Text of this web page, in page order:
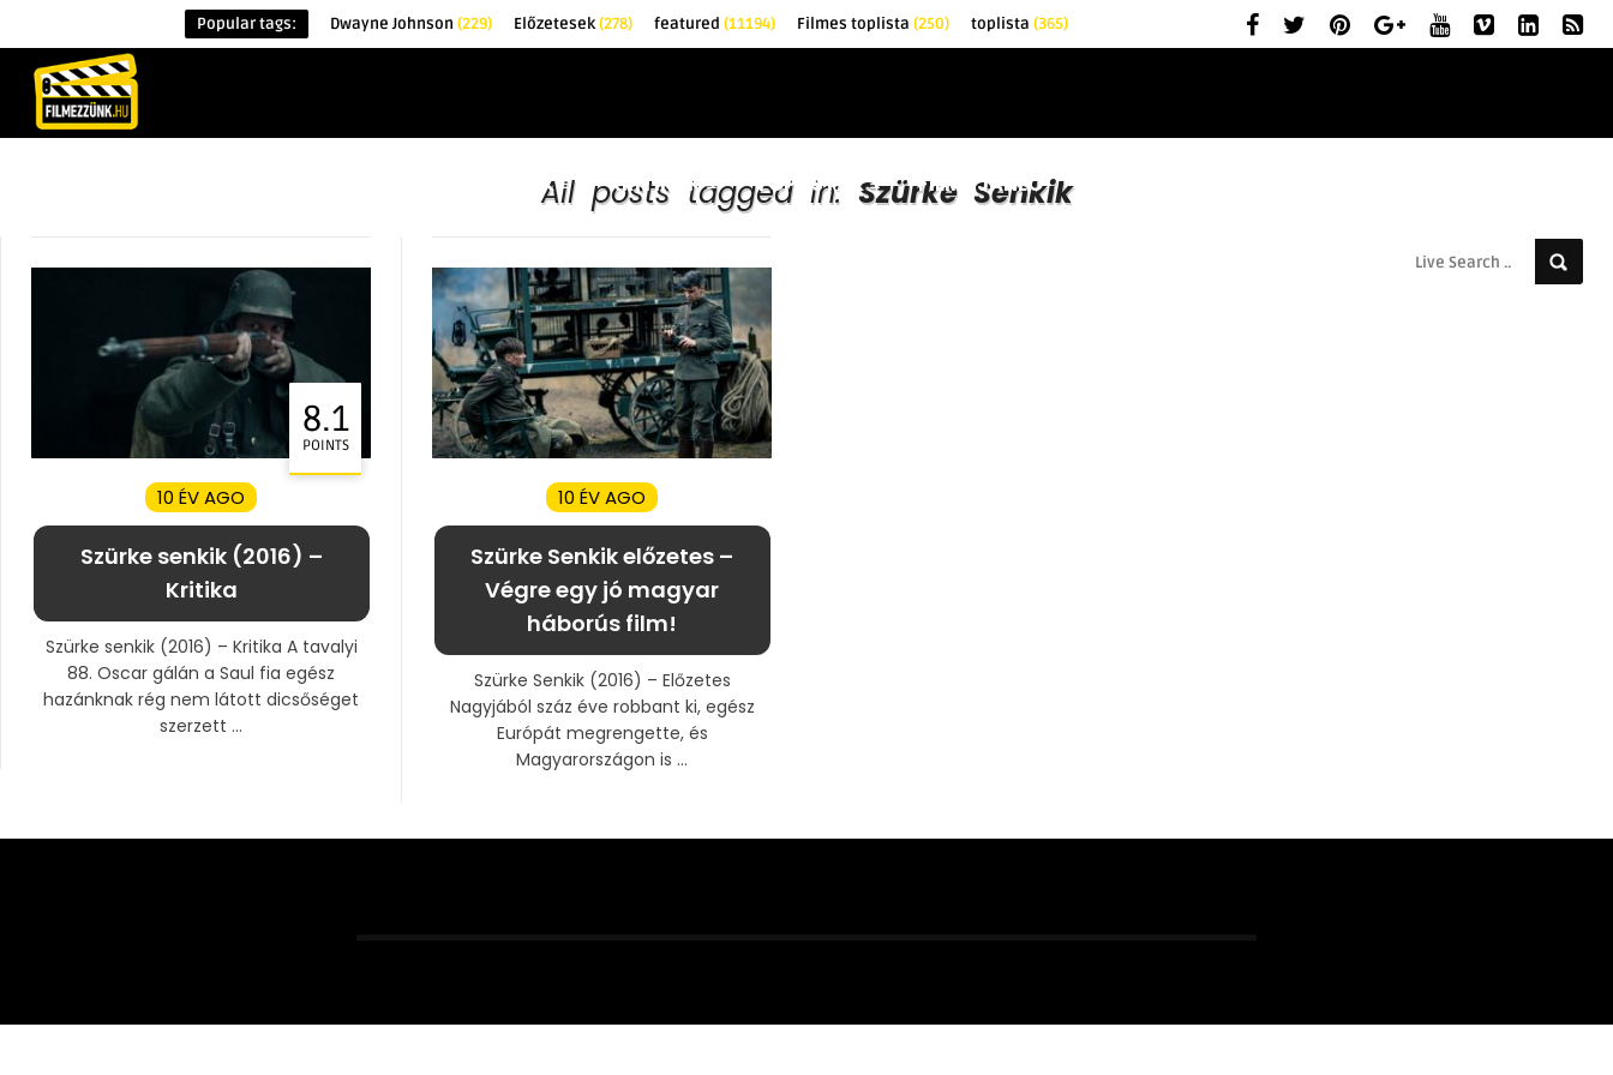
Popular tags: Dwayne Johnson (229) Előzetesek(278) featured (11194) Filmes toplista (250) toplista (365)
ÉRDEKESSÉGEK KRITIKÁK TOPLISTÁK FILMAJÁNLÓ
All posts tagged in: Szürke Senkik
8.1
POINTS
10 ÉV AGO
Szürke senkik (2016) –
Kritika
Szürke senkik (2016) – Kritika A tavalyi
88. Oscar gálán a Saul fia egész
hazánknak rég nem látott dicsőséget
szerzett ...
10 ÉV AGO
Szürke Senkik előzetes –
Végre egy jó magyar
háborús film!
Szürke Senkik (2016) – Előzetes
Nagyjából száz éve robbant ki, egész
Európát megrengette, és
Magyarországon is ...